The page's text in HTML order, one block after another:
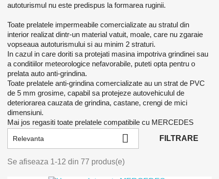
autoturismul nu este predispus la formarea ruginii.
Toate prelatele impermeabile comercializate au stratul din
interior realizat dintr-un material vatuit, moale, care nu zgaraie
vopseaua autoturismului si au minim 2 straturi.
In cazul in care doriti sa protejati masina impotriva grindinei sau
a conditiilor meteorologice nefavorabile, puteti opta pentru o
prelata auto anti-grindina.
Toate prelatele anti-grindina comercializate au un strat de PVC
de 5 mm grosime, capabil sa protejeze autovehiculul de
deteriorarea cauzata de grindina, castane, crengi de mici
dimensiuni.
Mai jos regasiti toate prelatele compatibile cu MERCEDES
Relevanta  FILTRARE
Se afiseaza 1-12 din 77 produs(e)